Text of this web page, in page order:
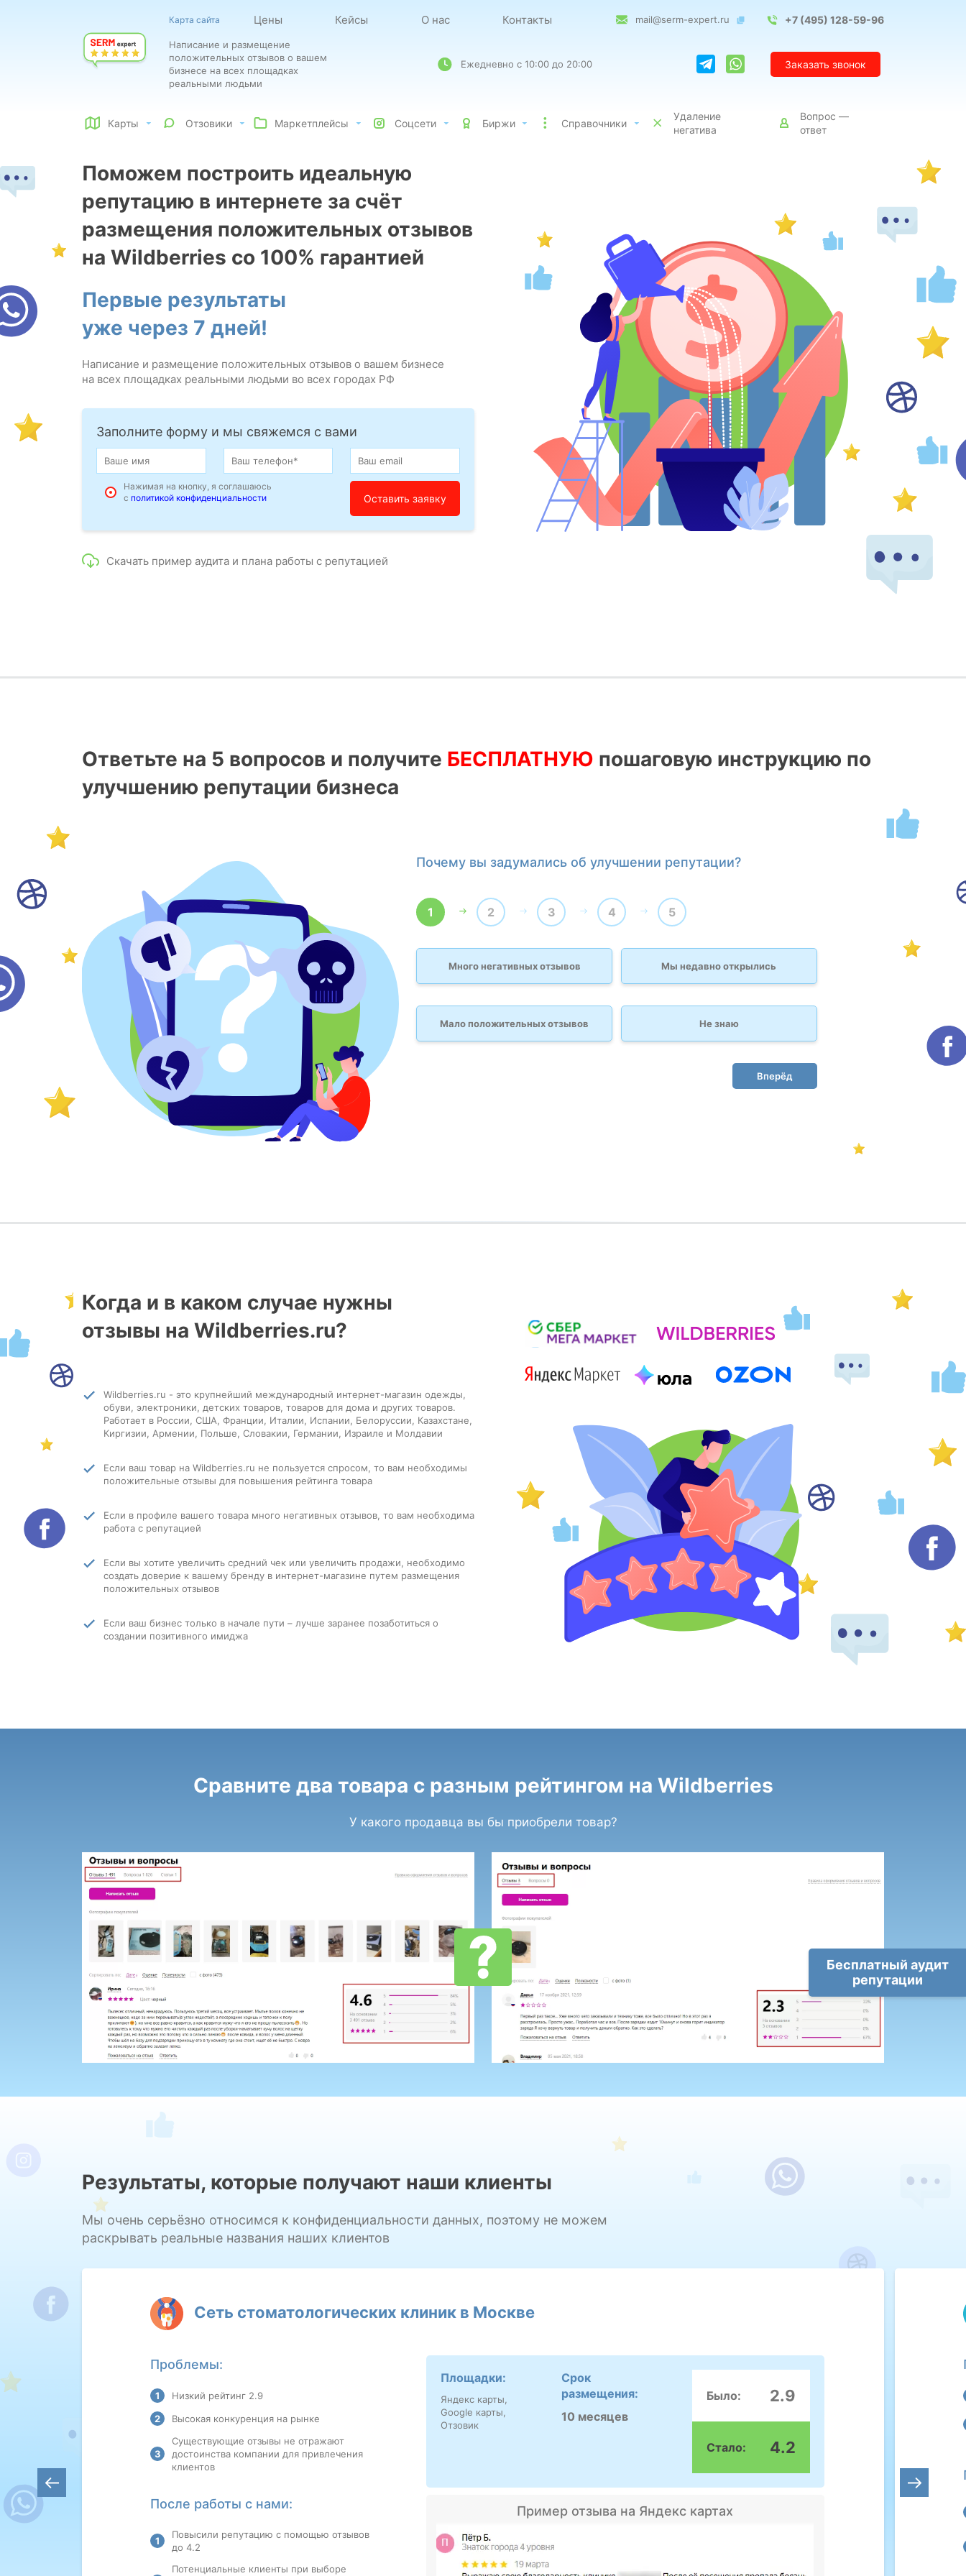
Карта сайта Цены Кейсы О нас Контакты mail@serm-expert.ru +7 (495) 128-59-96
Написание и размещение
положительных отзывов о вашем
бизнесе на всех площадках
реальными людьми
Ежедневно с 10:00 до 20:00 Заказать звонок
Карты Отзовики Маркетплейсы Соцсети Биржи Справочники
Удаление
негатива
Вопрос —
ответ
Поможем построить идеальную
репутацию в интернете за счёт
размещения положительных отзывов
на Wildberries со 100% гарантией
Первые результаты
уже через 7 дней!
Написание и размещение положительных отзывов о вашем бизнесе
на всех площадках реальными людьми во всех городах РФ
Заполните форму и мы свяжемся с вами
Нажимая на кнопку, я соглашаюсь
с политикой конфиденциальности
Скачать пример аудита и плана работы с репутацией
Ответьте на 5 вопросов и получите БЕСПЛАТНУЮ пошаговую инструкцию по
улучшению репутации бизнеса
Почему вы задумались об улучшении репутации?
1 2 3 4 5
Много негативных отзывов Мы недавно открылись
Мало положительных отзывов Не знаю
Вперёд
Когда и в каком случае нужны
отзывы на Wildberries.ru?
Wildberries.ru - это крупнейший международный интернет-магазин одежды,
обуви, электроники, детских товаров, товаров для дома и других товаров.
Работает в России, США, Франции, Италии, Испании, Белоруссии, Казахстане,
Киргизии, Армении, Польше, Словакии, Германии, Израиле и Молдавии
Если ваш товар на Wildberries.ru не пользуется спросом, то вам необходимы
положительные отзывы для повышения рейтинга товара
Если в профиле вашего товара много негативных отзывов, то вам необходима
работа с репутацией
Если вы хотите увеличить средний чек или увеличить продажи, необходимо
создать доверие к вашему бренду в интернет-магазине путем размещения
положительных отзывов
Если ваш бизнес только в начале пути – лучше заранее позаботиться о
создании позитивного имиджа
Сравните два товара с разным рейтингом на Wildberries
У какого продавца вы бы приобрели товар?
Результаты, которые получают наши клиенты
Мы очень серьёзно относимся к конфиденциальности данных, поэтому не можем
раскрывать реальные названия наших клиентов
Сеть стоматологических клиник в Москве
Проблемы:
Низкий рейтинг 2.9
Высокая конкуренция на рынке
Существующие отзывы не отражают
достоинства компании для привлечения
клиентов
Площадки:
Яндекс карты,
Google карты,
Отзовик
Срок
размещения:
10 месяцев
Было: 2.9
Стало: 4.2
После работы с нами:
Повысили репутацию с помощью отзывов
до 4.2
Потенциальные клиенты при выборе
Пример отзыва на Яндекс картах
Бесплатный аудит
репутации